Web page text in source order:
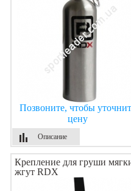
Позвоните, чтобы
цену
Описание
Крепление для груши
жгут RDX